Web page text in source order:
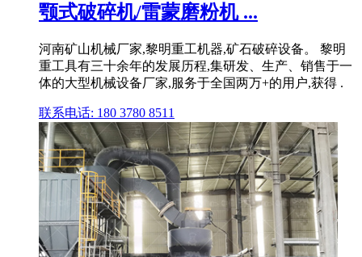
颚式破碎机/雷蒙磨粉机 ...
河南矿山机械厂家,黎明重工机器,矿石破碎设备。 黎明
重工具有三十余年的发展历程,集研发、生产、销售于一
体的大型机械设备厂家,服务于全国两万+的用户,获得 .
联系电话: 180 3780 8511